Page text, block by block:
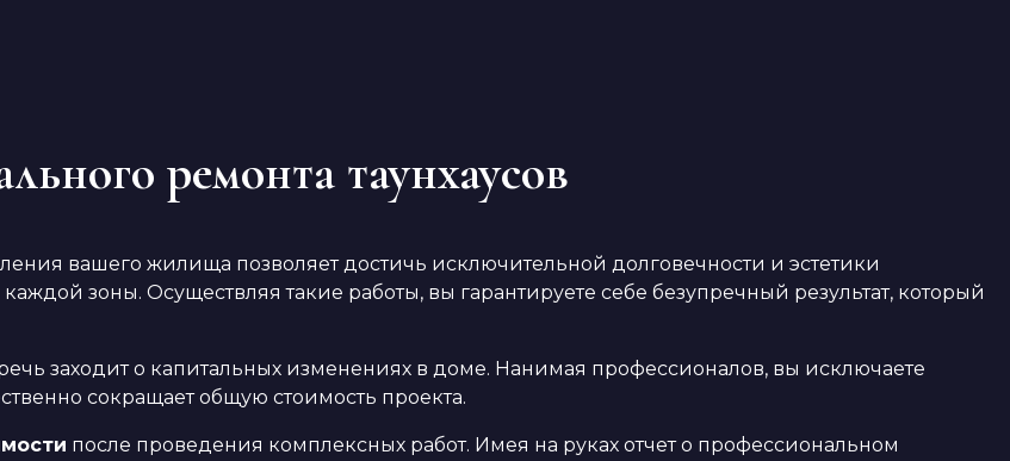
ремонта таунхаусов
вашего жилища позволяет достичь исключительной долговечности и эстетики
зоны. Осуществляя такие работы, вы гарантируете себе безупречный результат, который
заходит о капитальных изменениях в доме. Нанимая профессионалов, вы исключаете
сокращает общую стоимость проекта.
после проведения комплексных работ. Имея на руках отчет о профессиональном